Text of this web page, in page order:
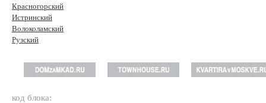
Красногорский
Истринский
Волоколамский
Рузский
код блока: